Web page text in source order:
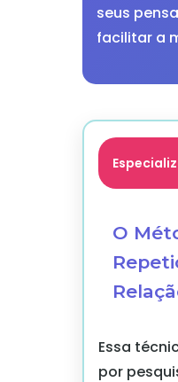
seus
facilitar a
O
Essa
por